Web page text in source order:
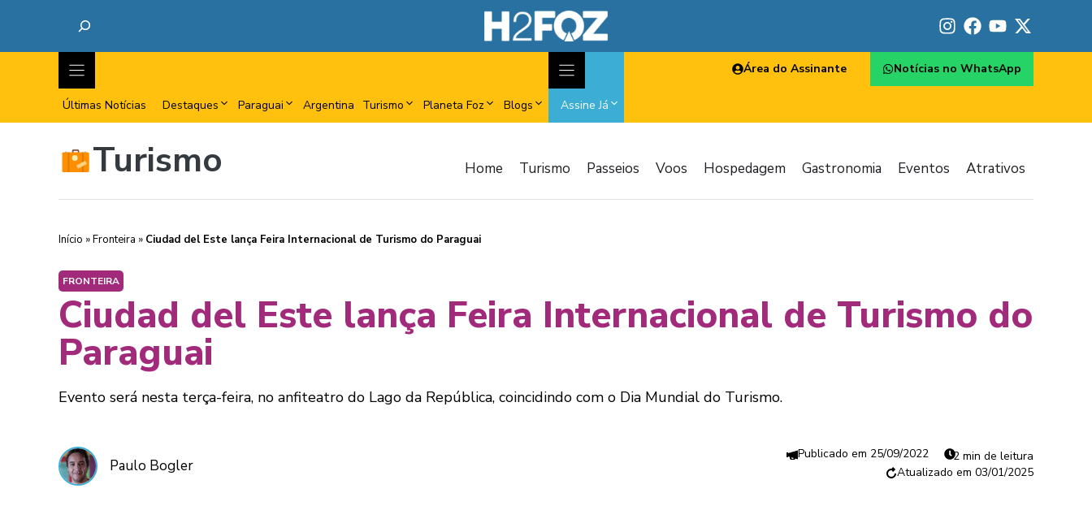
Últimas Notícias Destaques Paraguai Argentina Turismo Planeta Foz Blogs Assine Já
Área do Assinante Notícias no WhatsApp
Turismo Home Turismo Passeios Voos Hospedagem Gastronomia Eventos Atrativos
Início »Fronteira » Ciudad del Este lança Feira Internacional de Turismo do Paraguai
FRONTEIRA
Ciudad del Este lança Feira Internacional de Turismo do
Paraguai
Evento será nesta terça-feira, no anfiteatro do Lago da República, coincidindo com o Dia Mundial do Turismo.
Paulo Bogler
25/09/2022
2 min de leitura
03/01/2025